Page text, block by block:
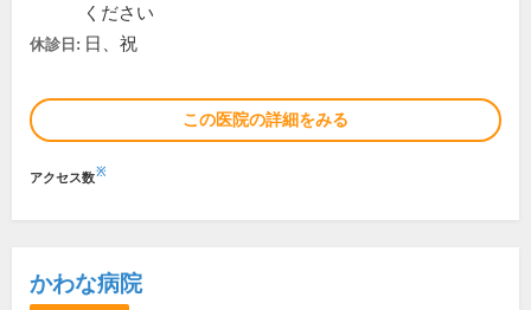
ください
休診日: 日、祝
この医院の詳細をみる
アクセス数※
かわな病院